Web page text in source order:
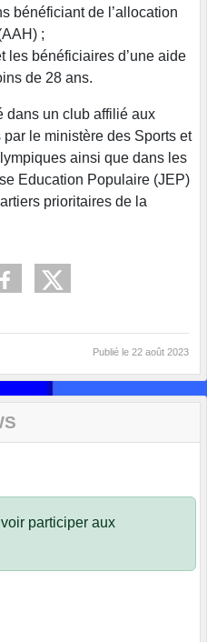
bénéficiant de l’allocation
;
les bénéficiaires d’une aide
de 28 ans.
dans un club affilié aux
le ministère des Sports et
ainsi que dans les
Education Populaire (JEP)
prioritaires de la
Publié le 22 août 2023
participer aux